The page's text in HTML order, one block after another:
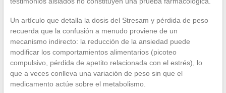
Un artículo que detalla la dosis del Stresam y pérdida de peso
recuerda que la confusión a menudo proviene de un
mecanismo indirecto: la reducción de la ansiedad puede
modificar los comportamientos alimentarios (picoteo
compulsivo, pérdida de apetito relacionada con el estrés), lo
que a veces conlleva una variación de peso sin que el
medicamento actúe sobre el metabolismo.